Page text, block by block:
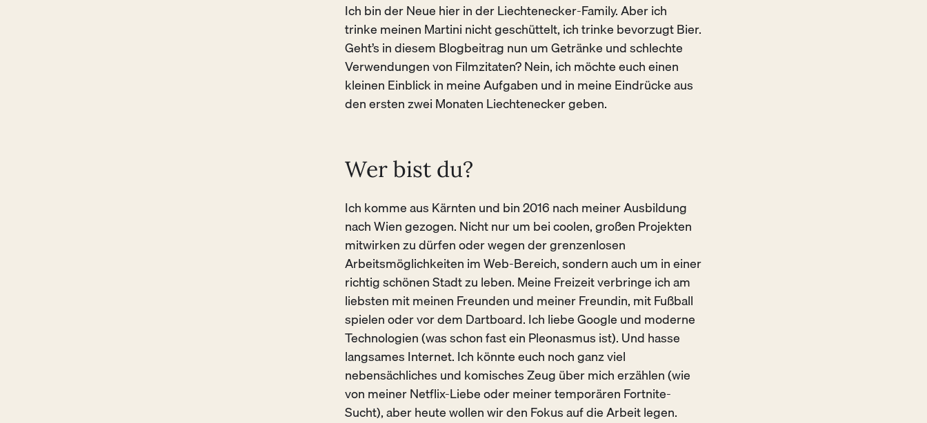
Ich bin der Neue hier in der Liechtenecker-Family. Aber ich
trinke meinen Martini nicht geschüttelt, ich trinke bevorzugt Bier.
Geht’s in diesem Blogbeitrag nun um Getränke und schlechte
Verwendungen von Filmzitaten? Nein, ich möchte euch einen
kleinen Einblick in meine Aufgaben und in meine Eindrücke aus
den ersten zwei Monaten Liechtenecker geben.
Wer bist du?
Ich komme aus Kärnten und bin 2016 nach meiner Ausbildung
nach Wien gezogen. Nicht nur um bei coolen, großen Projekten
mitwirken zu dürfen oder wegen der grenzenlosen
Arbeitsmöglichkeiten im Web-Bereich, sondern auch um in einer
richtig schönen Stadt zu leben. Meine Freizeit verbringe ich am
liebsten mit meinen Freunden und meiner Freundin, mit Fußball
spielen oder vor dem Dartboard. Ich liebe Google und moderne
Technologien (was schon fast ein Pleonasmus ist). Und hasse
langsames Internet. Ich könnte euch noch ganz viel
nebensächliches und komisches Zeug über mich erzählen (wie
von meiner Netflix-Liebe oder meiner temporären Fortnite-
Sucht), aber heute wollen wir den Fokus auf die Arbeit legen.